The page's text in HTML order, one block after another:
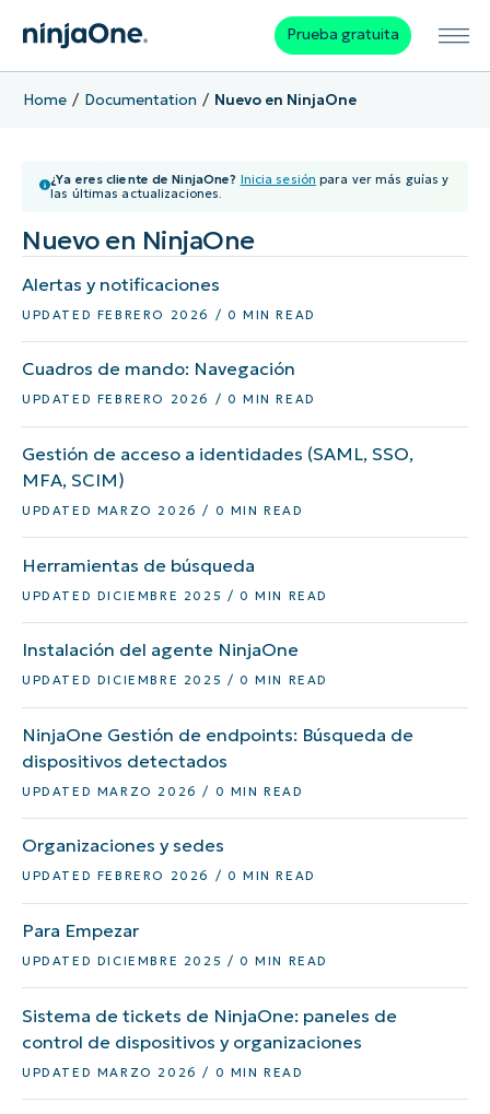
Prueba gratuita
Home Documentation Nuevo en NinjaOne
¿Ya eres cliente de NinjaOne? Inicia sesión para ver más guías y
las últimas actualizaciones.
Nuevo en NinjaOne
Alertas y notificaciones
UPDATED FEBRERO 2026 / 0 MIN READ
Cuadros de mando: Navegación
UPDATED FEBRERO 2026 / 0 MIN READ
Gestión de acceso a identidades (SAML, SSO,
MFA, SCIM)
UPDATED MARZO 2026 / 0 MIN READ
Herramientas de búsqueda
UPDATED DICIEMBRE 2025 / 0 MIN READ
Instalación del agente NinjaOne
UPDATED DICIEMBRE 2025 / 0 MIN READ
NinjaOne Gestión de endpoints: Búsqueda de
dispositivos detectados
UPDATED MARZO 2026 / 0 MIN READ
Organizaciones y sedes
UPDATED FEBRERO 2026 / 0 MIN READ
Para Empezar
UPDATED DICIEMBRE 2025 / 0 MIN READ
Sistema de tickets de NinjaOne: paneles de
control de dispositivos y organizaciones
UPDATED MARZO 2026 / 0 MIN READ